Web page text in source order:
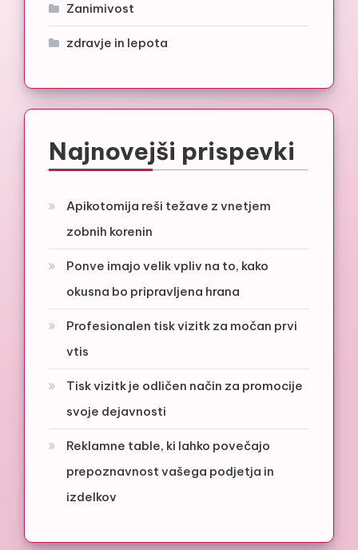
Zanimivost
zdravje in lepota
Najnovejši prispevki
Apikotomija reši težave z vnetjem
zobnih korenin
Ponve imajo velik vpliv na to, kako
okusna bo pripravljena hrana
Profesionalen tisk vizitk za močan prvi
vtis
Tisk vizitk je odličen način za promocije
svoje dejavnosti
Reklamne table, ki lahko povečajo
prepoznavnost vašega podjetja in
izdelkov